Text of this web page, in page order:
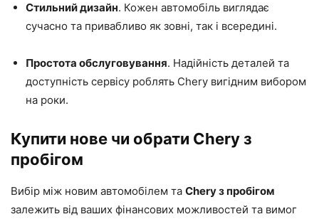
Стильний дизайн. Кожен автомобіль виглядає
сучасно та привабливо як зовні, так і всередині.
Простота обслуговування. Надійність деталей та
доступність сервісу роблять Chery вигідним вибором
на роки.
Купити нове чи обрати Chery з
пробігом
Вибір між новим автомобілем та Chery з пробігом
залежить від ваших фінансових можливостей та вимог